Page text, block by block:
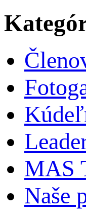
MAS
Naše